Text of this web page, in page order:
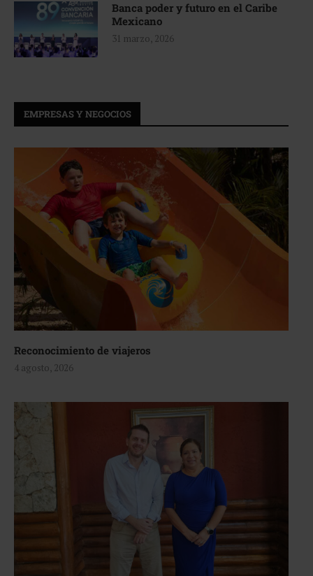
Banca poder y futuro en el Caribe
Mexicano
31 marzo, 2026
EMPRESAS Y NEGOCIOS
Reconocimiento de viajeros
4 agosto, 2026